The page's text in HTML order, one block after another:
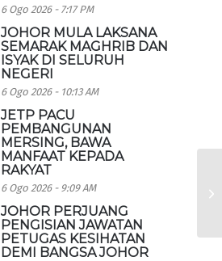
6 Ogo 2026 - 7:17 PM
JOHOR MULA LAKSANA
SEMARAK MAGHRIB DAN
ISYAK DI SELURUH
NEGERI
6 Ogo 2026 - 10:13 AM
JETP PACU
PEMBANGUNAN
MERSING, BAWA
MANFAAT KEPADA
RAKYAT
6 Ogo 2026 - 9:09 AM
JOHOR PERJUANG
PENGISIAN JAWATAN
PETUGAS KESIHATAN
DEMI BANGSA JOHOR